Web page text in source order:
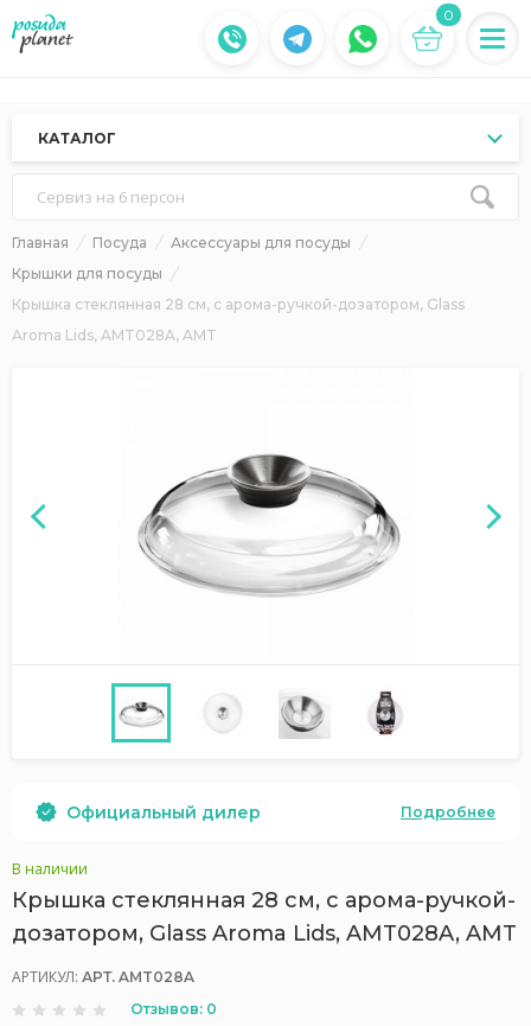
0
КАТАЛОГ
Сервиз на 6 персон
Главная Посуда
Аксессуары для посуды
Крышки для посуды
Крышка стеклянная 28 см, с арома-ручкой-дозатором, Glass
Aroma Lids, AMT028A, AMT
Официальный дилер Подробнее
В наличии
Крышка стеклянная 28 см, с арома-ручкой-
дозатором, Glass Aroma Lids, AMT028A, AMT
АРТИКУЛ: АРТ. AMT028A
Отзывов: 0